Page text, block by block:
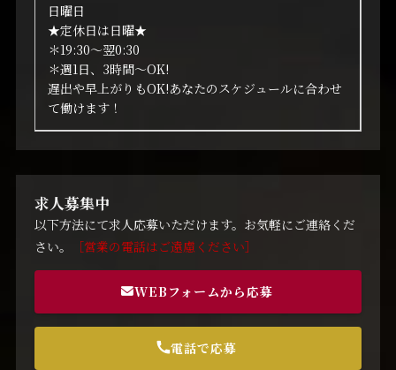
日曜日
★定休日は日曜★
＊19:30～翌0:30
＊週1日、3時間～OK!
遅出や早上がりもOK!あなたのスケジュールに合わせ
て働けます！
求人募集中
以下方法にて求人応募いただけます。お気軽にご連絡くだ
さい。
［営業の電話はご遠慮ください］
WEBフォームから応募
電話で応募